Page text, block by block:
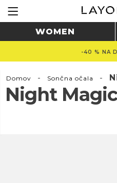
WOMEN
-40 % NA
Domov - Sončna očala -
Night Magic